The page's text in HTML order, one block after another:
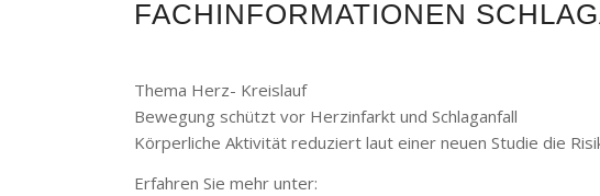
FACHINFORMATIONEN
Thema Herz- Kreislauf
Bewegung schützt vor Herzinfarkt und Schlaganfall
Körperliche Aktivität reduziert laut einer neuen Studie die
Erfahren Sie mehr unter: